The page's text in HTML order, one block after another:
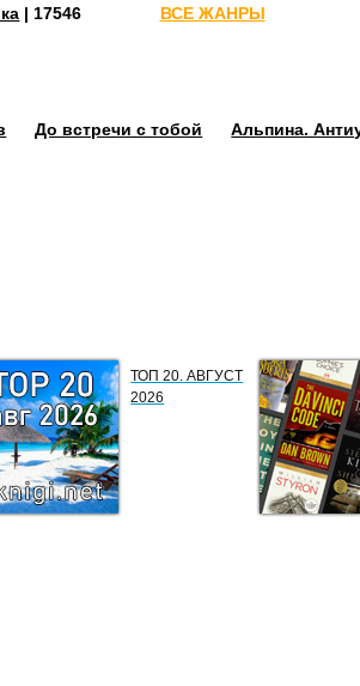
| 17546 ВСЕ ЖАНРЫ
До встречи с тобой
Альпина.
ТОП 20. АВГУСТ
2026